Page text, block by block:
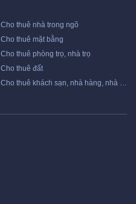
Cho thuê nhà trong ngõ
Cho thuê mặt bằng
Cho thuê phòng trọ, nhà trọ
Cho thuê đất
Cho thuê khách sạn, nhà hàng, nhà nghỉ